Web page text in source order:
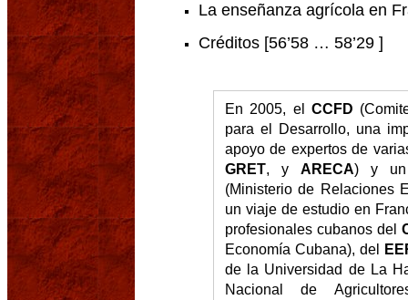
La enseñanza agrícola en
Créditos [56’58 … 58’29 ]
En 2005, el CCFD
para el Desarrollo, una
apoyo de expertos de
GRET, y ARECA) y un
(Ministerio de Relaciones
un viaje de estudio en
profesionales cubanos del
Economía Cubana), del
de la Universidad de La
Nacional de